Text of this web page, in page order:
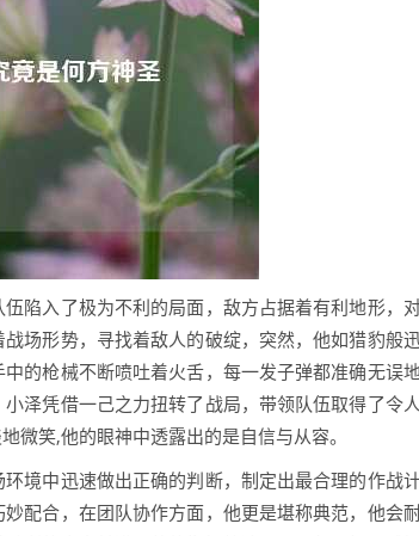
陷入了极为不利的局面，敌方占据着有利地形，
场形势，寻找着敌人的破绽，突然，他如猎豹般
的枪械不断喷吐着火舌，每一发子弹都准确无误
泽凭借一己之力扭转了战局，带领队伍取得了令人
微笑,他的眼神中透露出的是自信与从容。
境中迅速做出正确的判断，制定出最合理的作战
配合，在团队协作方面，他更是堪称典范，他会